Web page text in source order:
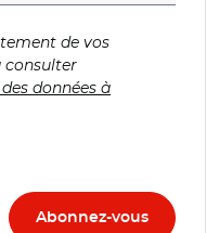
de vos
consulter
données à